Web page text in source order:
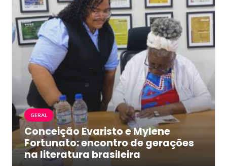
GERAL
Conceição Evaristo e Mylene
Fortunato: encontro de gerações
na literatura brasileira